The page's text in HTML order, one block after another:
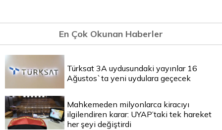
En Çok Okunan Haberler
Türksat 3A uydusundaki yayınlar 16
Ağustos`ta yeni uydulara geçecek
Mahkemeden milyonlarca kiracıyı
ilgilendiren karar: UYAP’taki tek hareket
her şeyi değiştirdi